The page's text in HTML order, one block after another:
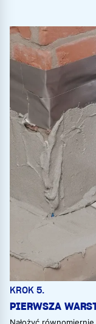
KROK 5.
PIERWSZA